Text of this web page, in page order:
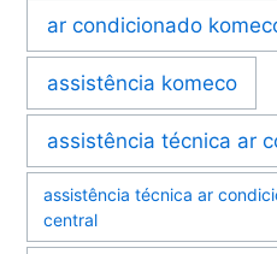
ar condicionado
assistência komeco
assistência técnica ar
assistência técnica ar
central